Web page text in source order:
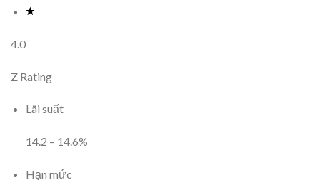
4.0
Z Rating
Lãi suất
14.2 – 14.6%
Hạn mức